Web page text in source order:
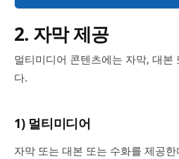
2. 자막 제공
멀티미디어 콘텐츠에는 자막, 대본
다.
1) 멀티미디어
자막 또는 대본 또는 수화를 제공한